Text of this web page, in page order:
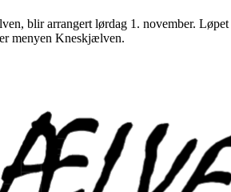
blir arrangert lørdag 1. november. Løpet
menyen Kneskjælven.